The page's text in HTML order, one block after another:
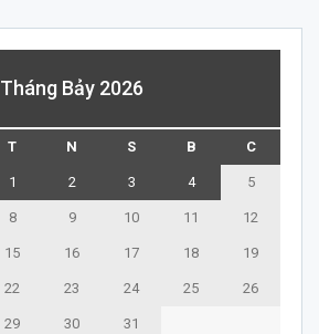
Tháng Bảy 2026
T N S B C
1 2 3 4 5
8 9 10 11 12
15 16 17 18 19
22 23 24 25 26
29 30
31